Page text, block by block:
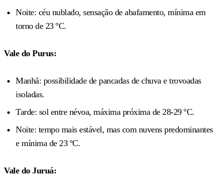
Noite: céu nublado, sensação de abafamento, mínima em
torno de 23 °C.
Vale do Purus:
Manhã: possibilidade de pancadas de chuva e trovoadas
isoladas.
Tarde: sol entre névoa, máxima próxima de 28‑29 °C.
Noite: tempo mais estável, mas com nuvens predominantes
e mínima de 23 °C.
Vale do Juruá: